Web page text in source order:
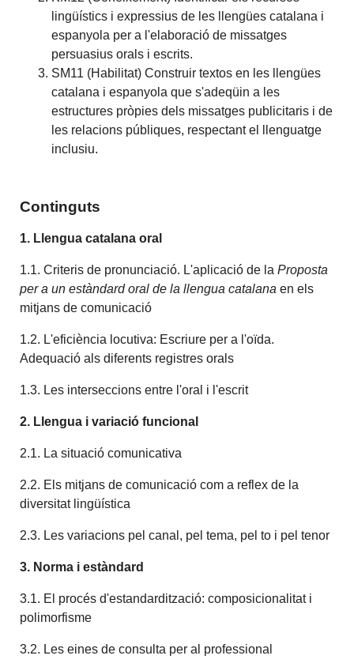
lingüístics i expressius de les llengües catalana i
espanyola per a l'elaboració de missatges
persuasius orals i escrits.
SM11 (Habilitat) Construir textos en les llengües
catalana i espanyola que s'adeqüin a les
estructures pròpies dels missatges publicitaris i de
les relacions públiques, respectant el llenguatge
inclusiu.
Continguts
1. Llengua catalana oral
1.1. Criteris de pronunciació. L'aplicació de laProposta
per a un estàndard oral de la llengua catalana en els
mitjans de comunicació
1.2. L'eficiència locutiva: Escriure per a l'oïda.
Adequació als diferents registres orals
1.3. Les interseccions entre l'oral i l'escrit
2. Llengua i variació funcional
2.1. La situació comunicativa
2.2. Els mitjans de comunicació com a reflex de la
diversitat lingüística
2.3. Les variacions pel canal, pel tema, pel to i pel tenor
3. Norma i estàndard
3.1. El procés d'estandardització: composicionalitat i
polimorfisme
3.2. Les eines de consulta per al professional